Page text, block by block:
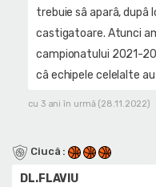
trebuie sâ aparâ, dupâ
castigatoare. Atunci
campionatului 2021-
câ echipele celelalte
cu 3 ani în urmă (28.11.2022)
Ciucâ :
DL.FLAVIU